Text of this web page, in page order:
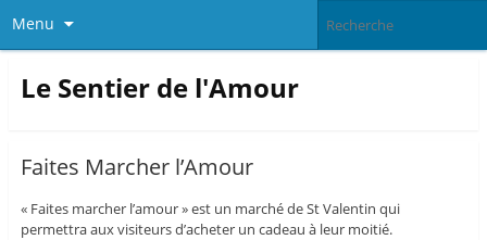
Menu
Le Sentier de l'Amour
Faites Marcher l’Amour
« Faites marcher l’amour » est un marché de St Valentin qui
permettra aux visiteurs d’acheter un cadeau à leur moitié.